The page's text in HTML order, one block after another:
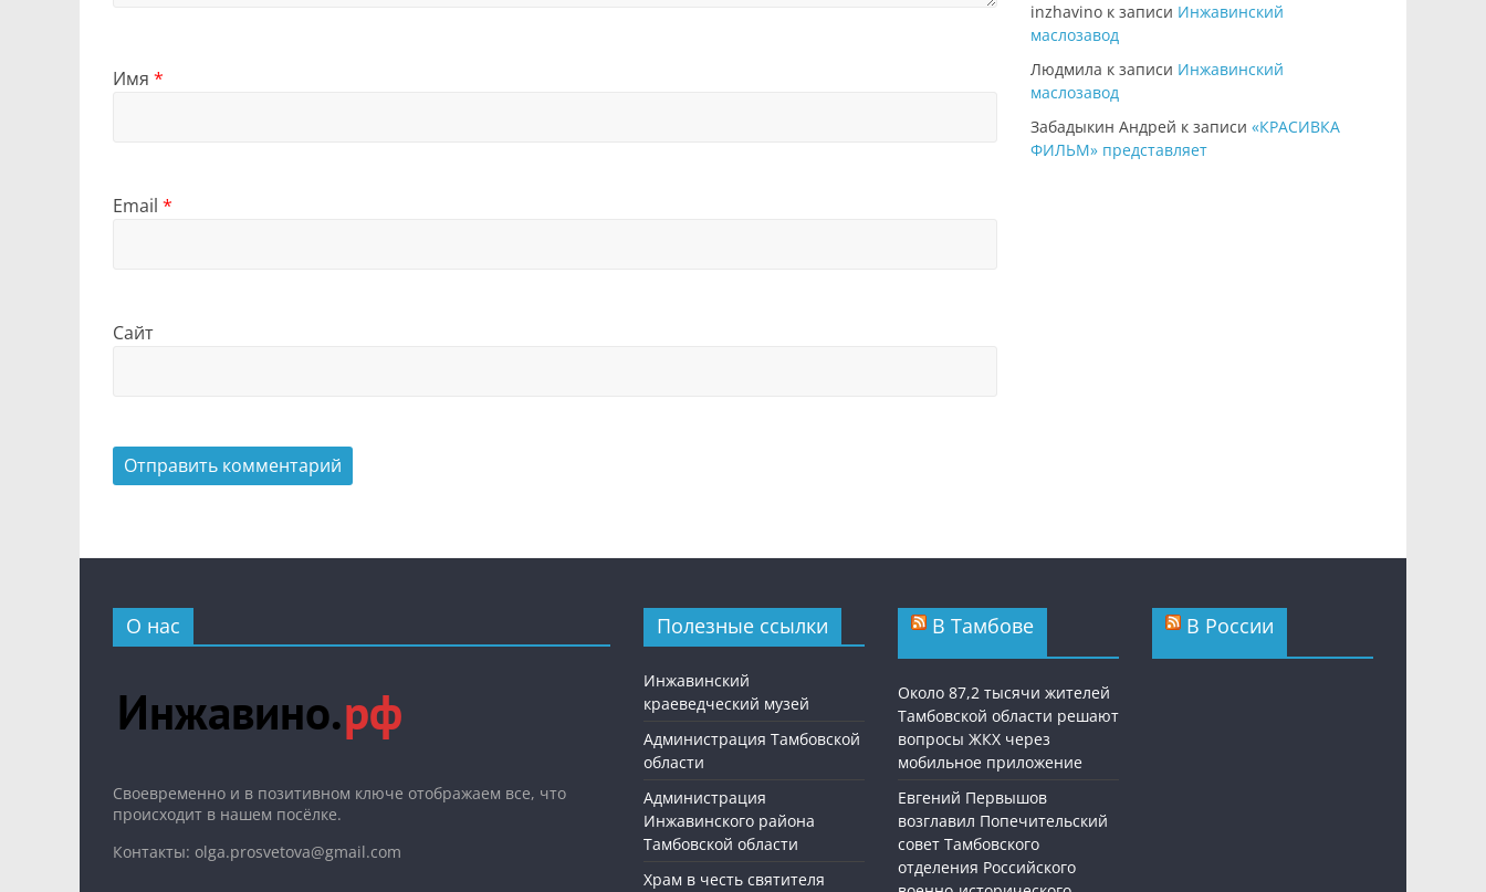
Имя *
Email *
Сайт
inzhavino к записи Инжавинский
маслозавод
Людмила к записи Инжавинский
маслозавод
Забадыкин Андрей к записи «КРАСИВКА
ФИЛЬМ» представляет
О нас
Cвоевременно и в позитивном ключе отображаем все, что
происходит в нашем посёлке.
Контакты: olga.prosvetova@gmail.com
Полезные ссылки
Инжавинский
краеведческий музей
Администрация Тамбовской
области
Администрация
Инжавинского района
Тамбовской области
Храм в честь святителя
В Тамбове
Около 87,2 тысячи жителей
Тамбовской области решают
вопросы ЖКХ через
мобильное приложение
Евгений Первышов
возглавил Попечительский
совет Тамбовского
отделения Российского
В России